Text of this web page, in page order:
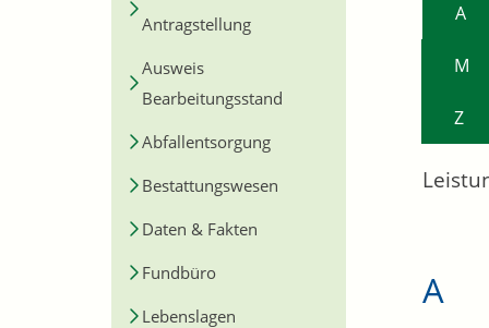
Antragstellung
Ausweis
Bearbeitungsstand
Abfallentsorgung
Bestattungswesen
Daten & Fakten
Fundbüro
Lebenslagen
A
M
Z
A